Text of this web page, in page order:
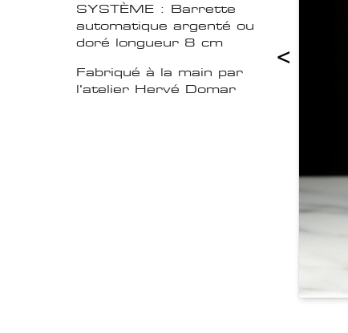
SYSTÈME : Barrette
automatique argenté ou
doré longueur 8 cm
Fabriqué à la main par
l'atelier Hervé Domar
<